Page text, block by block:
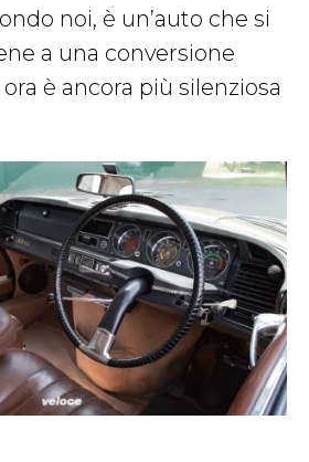
noi, è un’auto che si
a una conversione
è ancora più silenziosa